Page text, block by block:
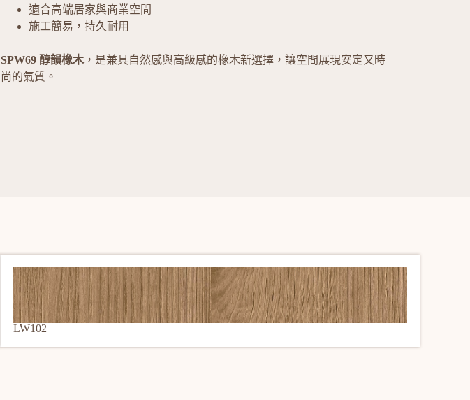
適合高端居家與商業空間
施工簡易，持久耐用
SPW69 醇韻橡木，是兼具自然感與高級感的橡木新選擇，讓空間展現安定又時
尚的氣質。
LW102